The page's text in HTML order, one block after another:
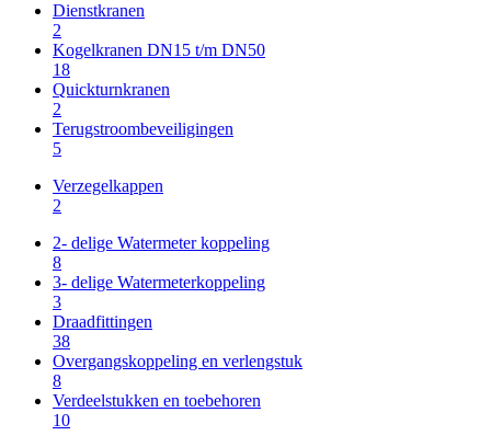
Dienstkranen
2
Kogelkranen DN15 t/m DN50
18
Quickturnkranen
2
Terugstroombeveiligingen
5
Verzegelkappen
2
2- delige Watermeter koppeling
8
3- delige Watermeterkoppeling
3
Draadfittingen
38
Overgangskoppeling en verlengstuk
8
Verdeelstukken en toebehoren
10